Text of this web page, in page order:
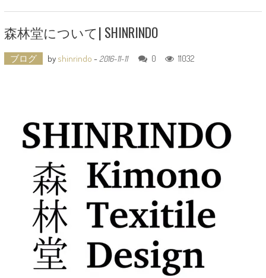
森林堂について| SHINRINDO
ブログ by shinrindo - 2016-11-11 0 11032